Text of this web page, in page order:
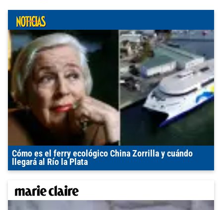
Cómo es el ferry ecológico China Zorrilla y cuándo
llegará al Río la Plata